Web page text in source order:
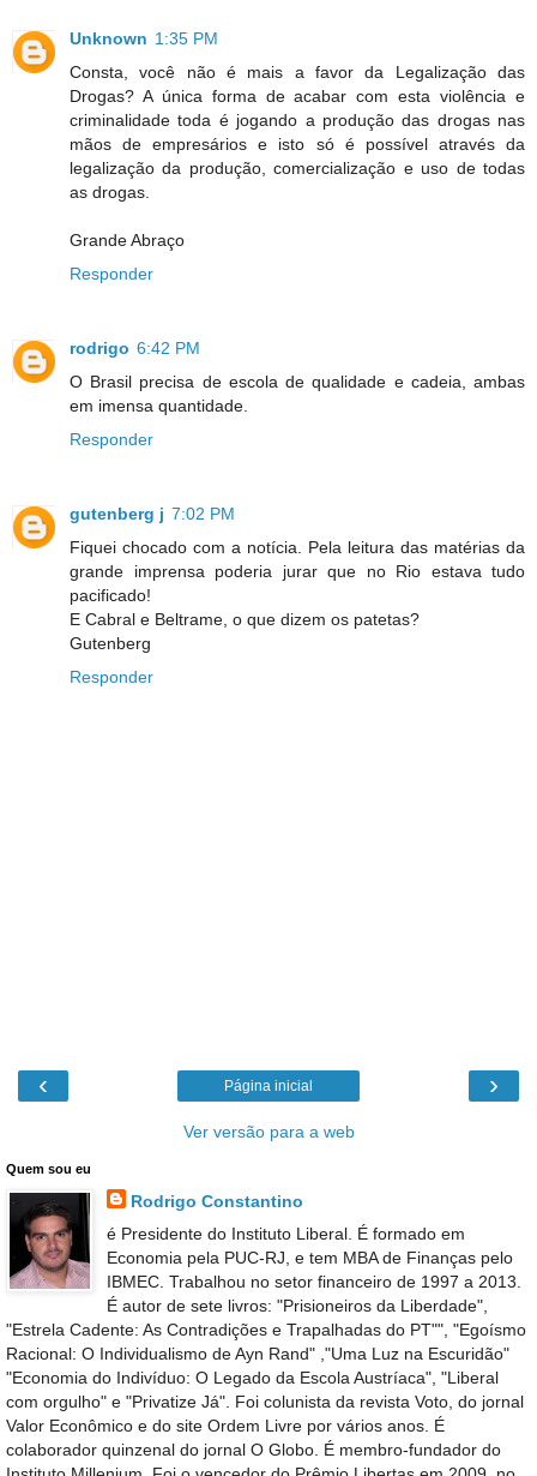
Unknown 1:35 PM
Consta, você não é mais a favor da Legalização das
Drogas? A única forma de acabar com esta violência e
criminalidade toda é jogando a produção das drogas nas
mãos de empresários e isto só é possível através da
legalização da produção, comercialização e uso de todas
as drogas.
Grande Abraço
Responder
rodrigo 6:42 PM
O Brasil precisa de escola de qualidade e cadeia, ambas
em imensa quantidade.
Responder
gutenberg j 7:02 PM
Fiquei chocado com a notícia. Pela leitura das matérias da
grande imprensa poderia jurar que no Rio estava tudo
pacificado!
E Cabral e Beltrame, o que dizem os patetas?
Gutenberg
Responder
‹ ›
Página inicial
Ver versão para a web
Quem sou eu
Rodrigo Constantino
é Presidente do Instituto Liberal. É formado em
Economia pela PUC-RJ, e tem MBA de Finanças pelo
IBMEC. Trabalhou no setor financeiro de 1997 a 2013.
É autor de sete livros: "Prisioneiros da Liberdade",
"Estrela Cadente: As Contradições e Trapalhadas do PT"", "Egoísmo
Racional: O Individualismo de Ayn Rand" ,"Uma Luz na Escuridão"
"Economia do Indivíduo: O Legado da Escola Austríaca", "Liberal
com orgulho" e "Privatize Já". Foi colunista da revista Voto, do jornal
Valor Econômico e do site Ordem Livre por vários anos. É
colaborador quinzenal do jornal O Globo. É membro-fundador do